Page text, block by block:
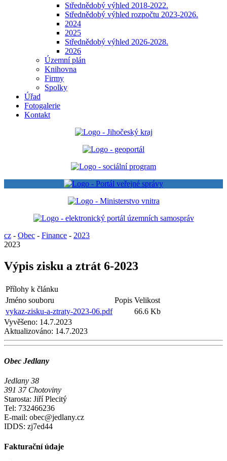
Střednědobý výhled 2018-2022.
Střednědobý výhled rozpočtu 2023-2026.
2024
2025
Střednědobý výhled 2026-2028.
2026
Územní plán
Knihovna
Firmy
Spolky
Úřad
Fotogalerie
Kontakt
cz - Obec - Finance - 2023
2023
Výpis zisku a ztrát 6-2023
Přílohy k článku
Jméno souboru
Popis Velikost
vykaz-zisku-a-ztraty-2023-06.pdf
66.6 Kb
Vyvěšeno: 14.7.2023
Aktualizováno: 14.7.2023
Obec Jedlany
Jedlany 38
391 37 Chotoviny
Starosta: Jiří Plecitý
Tel: 732466236
E-mail: obec@jedlany.cz
IDDS: zj7ed44
Fakturační údaje